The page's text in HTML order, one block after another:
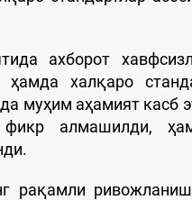
ахборот
халқаро
муҳим аҳамият касб
алмашилди,
рақамли ривожланиш